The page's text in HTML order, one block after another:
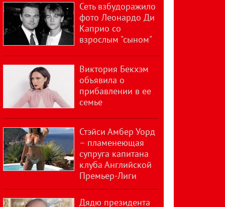
Сеть взбудоражило
фото Леонардо Ди
Каприо со
взрослым "сыном"
Виктория Бекхэм
объявила о
прибавлении в ее
семье
Стэйси Амбер Уорд
– пламенеющая
супруга капитана
клуба Английской
Премьер-Лиги
Дядю президента